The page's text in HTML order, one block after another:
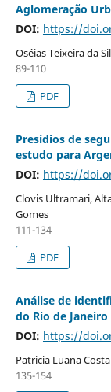
Aglomeração
DOI: https://
Oséias Teixeira da
89-110
PDF
Presídios de
estudo para
DOI: https://
Clovis Ultramari,
Gomes
111-134
PDF
Análise de
do Rio de Janeiro
DOI: https://
Patricia Luana
135-154